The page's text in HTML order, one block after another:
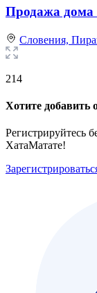
Продажа дома
Словения,
214
Хотите добавить
Регистрируйтесь
ХатаМатате!